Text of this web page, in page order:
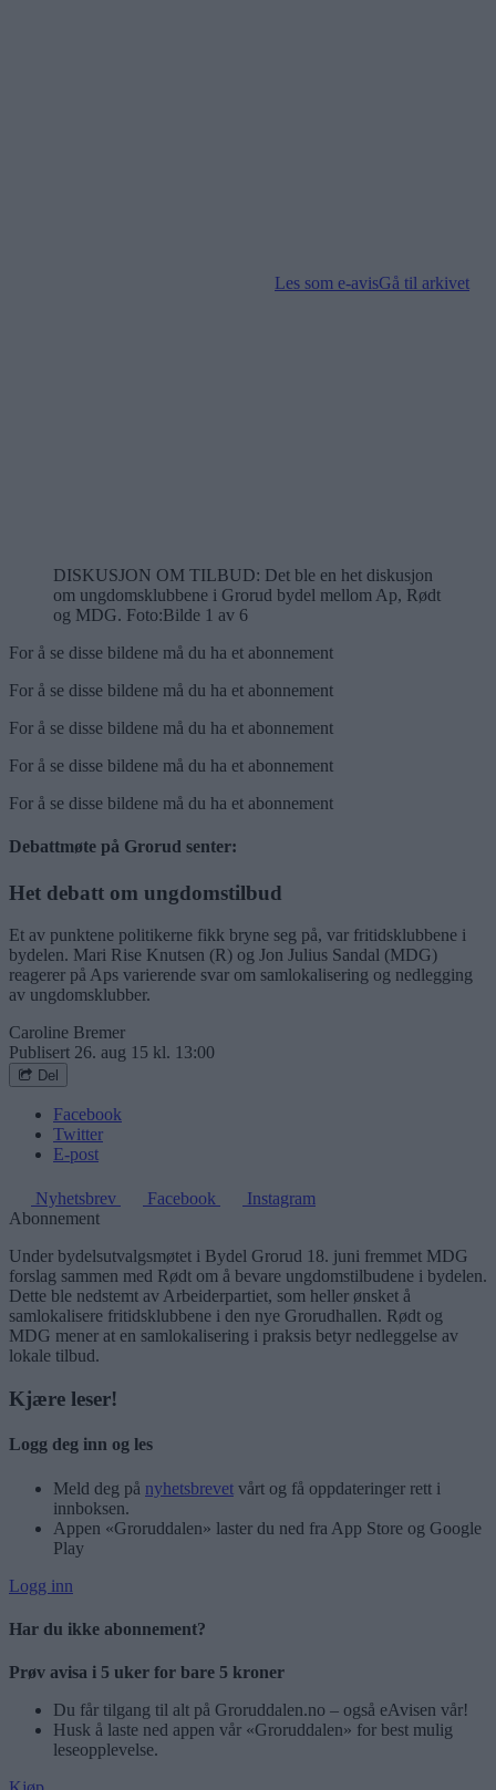
Les som e-avisGå til arkivet
DISKUSJON OM TILBUD: Det ble en het diskusjon
om ungdomsklubbene i Grorud bydel mellom Ap, Rødt
og MDG. Foto:Bilde 1 av 6
For å se disse bildene må du ha et abonnement
For å se disse bildene må du ha et abonnement
For å se disse bildene må du ha et abonnement
For å se disse bildene må du ha et abonnement
For å se disse bildene må du ha et abonnement
Debattmøte på Grorud senter:
Het debatt om ungdomstilbud
Et av punktene politikerne fikk bryne seg på, var fritidsklubbene i
bydelen. Mari Rise Knutsen (R) og Jon Julius Sandal (MDG)
reagerer på Aps varierende svar om samlokalisering og nedlegging
av ungdomsklubber.
Caroline Bremer
Publisert 26. aug 15 kl. 13:00
Del
Facebook
Twitter
E-post
Nyhetsbrev Facebook
Instagram
Abonnement
Under bydelsutvalgsmøtet i Bydel Grorud 18. juni fremmet MDG
forslag sammen med Rødt om å bevare ungdomstilbudene i bydelen.
Dette ble nedstemt av Arbeiderpartiet, som heller ønsket å
samlokalisere fritidsklubbene i den nye Grorudhallen. Rødt og
MDG mener at en samlokalisering i praksis betyr nedleggelse av
lokale tilbud.
Kjære leser!
Logg deg inn og les
Meld deg på nyhetsbrevet vårt og få oppdateringer rett i
innboksen.
Appen «Groruddalen» laster du ned fra App Store og Google
Play
Logg inn
Har du ikke abonnement?
Prøv avisa i 5 uker for bare 5 kroner
Du får tilgang til alt på Groruddalen.no – også eAvisen vår!
Husk å laste ned appen vår «Groruddalen» for best mulig
leseopplevelse.